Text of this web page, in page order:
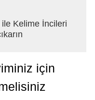
oyun.
kazan!
ipuçları kullan!
Değişik oyunlardan
içinde levelli
zevkine göre
ile Kelime İncileri
için